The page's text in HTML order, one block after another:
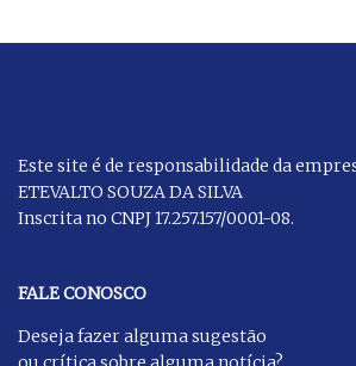
Este site é de responsabilidade da
ETEVALTO SOUZA DA SILVA
Inscrita no CNPJ 17.257.157/0001-08.
FALE CONOSCO
Deseja fazer alguma sugestão